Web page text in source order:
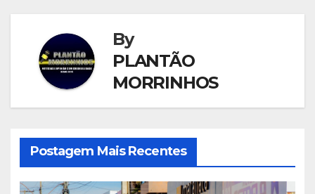
By
PLANTÃO
MORRINHOS
Postagem Mais Recentes